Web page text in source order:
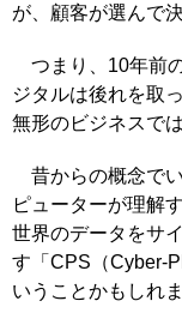
が、顧客が選んで
つまり、10年前
ジタルは後れを取
無形のビジネスで
昔からの概念で
ピューターが理解
世界のデータをサ
す「CPS（Cyber-
いうことかもしれま